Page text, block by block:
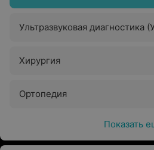
Ультразвуковая диагностика
Хирургия
Ортопедия
Показать